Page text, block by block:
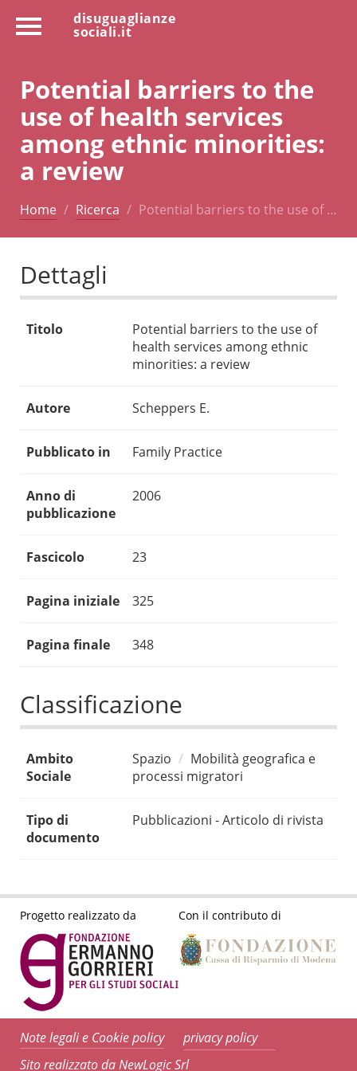
disuguaglianze
sociali.it
Potential barriers to the
use of health services
among ethnic minorities:
a review
Home Ricerca Potential barriers to the use of …
Dettagli
Titolo
Potential barriers to the use of
health services among ethnic
minorities: a review
Autore Scheppers E.
Pubblicato in Family Practice
Anno di
pubblicazione
2006
Fascicolo 23
Pagina iniziale 325
Pagina finale 348
Classificazione
Ambito
Sociale
Spazio
Mobilità geografica e
processi migratori
Tipo di
documento
Pubblicazioni - Articolo di rivista
Progetto realizzato da Con il contributo di
Note legali e Cookie policy
privacy policy
Sito realizzato da NewLogic Srl